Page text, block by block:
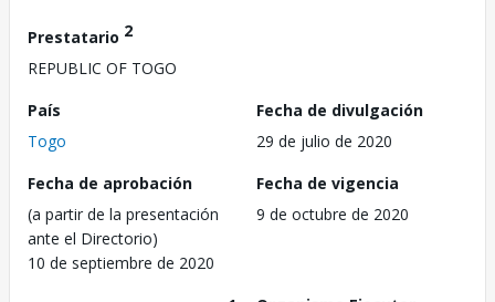
Prestatario 2
REPUBLIC OF TOGO
País
Togo
Fecha de divulgación
29 de julio de 2020
Fecha de aprobación
(a partir de la presentación
ante el Directorio)
10 de septiembre de 2020
Fecha de vigencia
9 de octubre de 2020